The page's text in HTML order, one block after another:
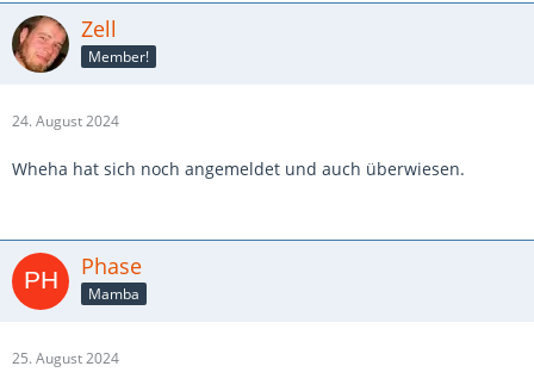
Zell
Member!
24. August 2024
Wheha hat sich noch angemeldet und auch überwiesen.
Phase
Mamba
25. August 2024